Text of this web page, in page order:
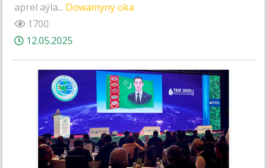
aprel aýla... Dowamyny oka
1700
12.05.2025